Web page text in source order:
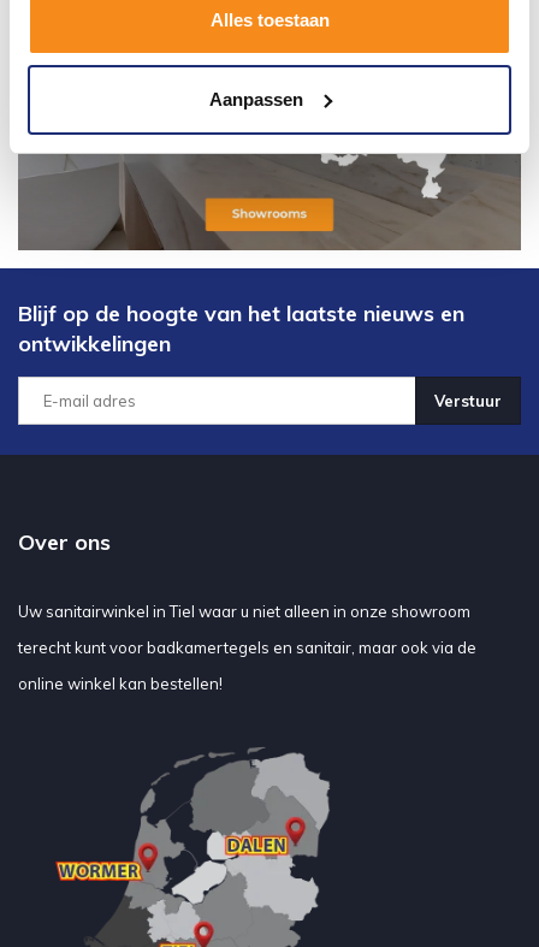
Alles toestaan
Aanpassen
Blijf op de hoogte van het laatste nieuws en
ontwikkelingen
Verstuur
Over ons
Uw sanitairwinkel in Tiel waar u niet alleen in onze showroom
terecht kunt voor badkamertegels en sanitair, maar ook via de
online winkel kan bestellen!